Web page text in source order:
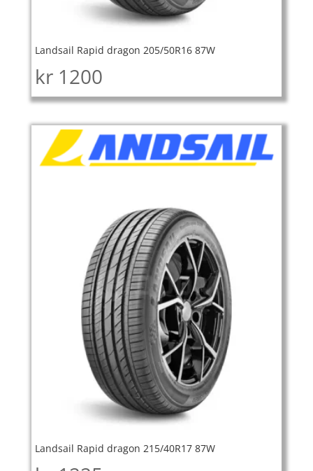
Landsail Rapid dragon 205/50R16 87W
kr 1200
Landsail Rapid dragon 215/40R17 87W